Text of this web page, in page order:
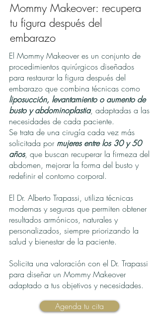
Mommy Makeover: recupera
tu figura después del
embarazo
El Mommy Makeover es un conjunto de
procedimientos quirúrgicos diseñados
para restaurar la figura después del
embarazo que combina técnicas como
liposucción, levantamiento o aumento de
busto y abdominoplastia, adaptadas a las
necesidades de cada paciente.
Se trata de una cirugía cada vez más
solicitada por mujeres entre los 30 y 50
años, que buscan recuperar la firmeza del
abdomen, mejorar la forma del busto y
redefinir el contorno corporal.
El Dr. Alberto Trapassi, utiliza técnicas
modernas y seguras que permiten obtener
resultados armónicos, naturales y
personalizados, siempre priorizando la
salud y bienestar de la paciente.
Solicita una valoración con el Dr. Trapassi
para diseñar un Mommy Makeover
adaptado a tus objetivos y necesidades.
Agenda tu cita